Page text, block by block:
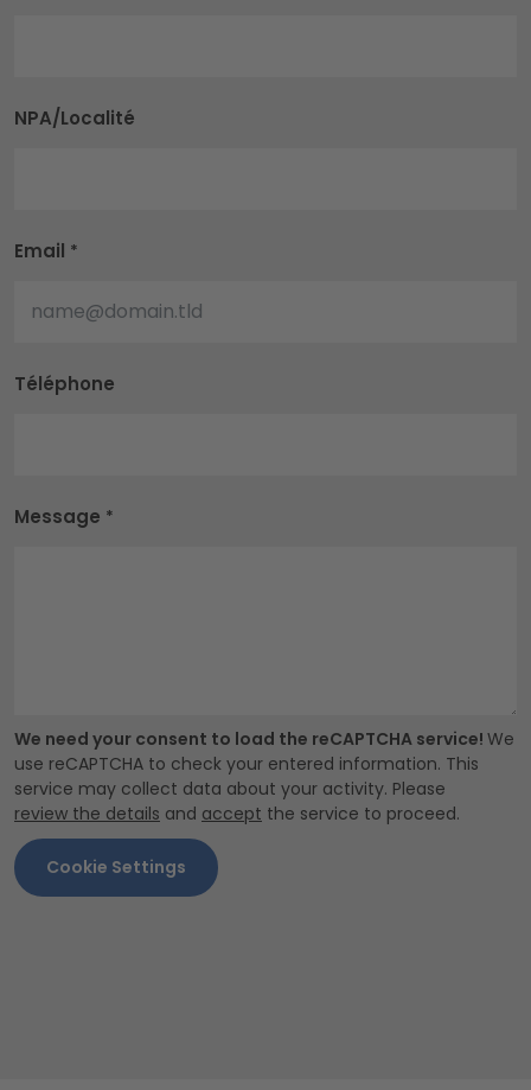
NPA/Localité
Email *
Téléphone
Message *
We need your consent to load the reCAPTCHA service! We
use reCAPTCHA to check your entered information. This
service may collect data about your activity. Please
review the details and accept the service to proceed.
Cookie Settings